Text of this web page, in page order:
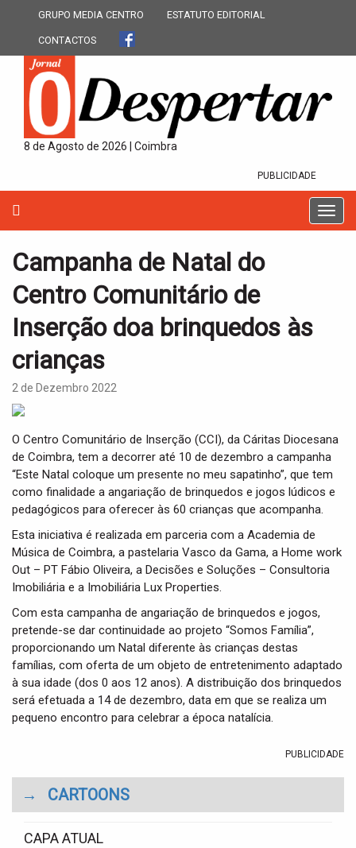
GRUPO MEDIA CENTRO ESTATUTO EDITORIAL
CONTACTOS
8 de Agosto de 2026 | Coimbra
PUBLICIDADE
T
o
o
n
Campanha de Natal do
Centro Comunitário de
Inserção doa brinquedos às
crianças
2 de Dezembro 2022
O Centro Comunitário de Inserção (CCI), da Cáritas Diocesana
de Coimbra, tem a decorrer até 10 de dezembro a campanha
“Este Natal coloque um presente no meu sa­patinho”, que tem
como finalidade a angariação de brin­quedos e jogos lúdicos e
pedagógicos para oferecer às 60 crianças que acompanha.
Esta iniciativa é realizada em parceria com a Academia de
Música de Coimbra, a pastelaria Vasco da Gama, a Home work
Out – PT Fábio Oliveira, a Decisões e Soluções – Consultoria
Imobiliária e a Imobiliária Lux Properties.
Com esta campanha de angariação de brinquedos e jogos,
pretende-se dar con­tinuidade ao projeto “Somos Família”,
proporcionando um Natal diferente às crianças destas
famílias, com oferta de um objeto de entretenimento adaptado
à sua idade (dos 0 aos 12 anos). A distribuição dos brinque­dos
será efetuada a 14 de dezembro, data em que se realiza um
pequeno encontro para celebrar a época natalícia.
PUBLICIDADE
→ CARTOONS
CAPA ATUAL